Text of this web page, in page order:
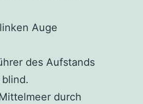
Auge
des Aufstands
durch